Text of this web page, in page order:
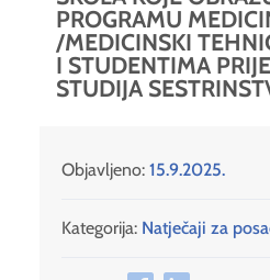
PROGRAMU
/MEDICINSKI
I STUDENTIMA
STUDIJA
Objavljeno: 15.9.2025.
Kategorija: Natječaji za